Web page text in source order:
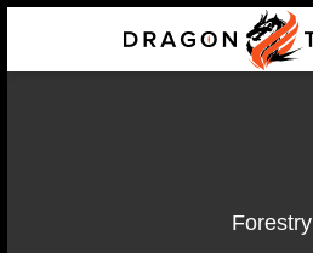
Forestry
Products & Components